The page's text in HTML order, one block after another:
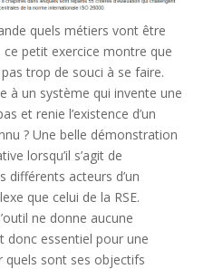
quels métiers vont être
ce petit exercice montre que
trop de souci à se faire.
à un système qui invente une
et renie l’existence d’un
? Une belle démonstration
lorsqu’il s’agit de
différents acteurs d’un
que celui de la RSE.
ne donne aucune
donc essentiel pour une
quels sont ses objectifs